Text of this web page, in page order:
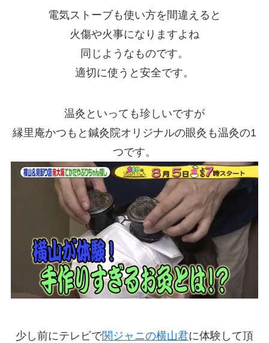
電気ストーブも使い方を間違えると
火傷や火事になりますよね
同じようなものです。
適切に使うと安全です。
温灸といっても珍しいですが
縁里庵かつもと鍼灸院オリジナルの眼灸も温灸の1
つです。
少し前にテレビで関ジャニの横山君に体験して頂